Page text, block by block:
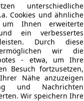
unterschiedliche
Cookies und ähnliche
Ihnen erweiterte
ein verbessertes
Durch diese
wir die
- etwa, um Ihre
Besuch fortzusetzen,
Nähe anzuzeigen
und Nachrichten
Wir speichern Ihre